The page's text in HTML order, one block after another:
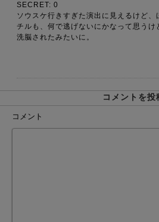
SECRET: 0
ソウスケ行きすぎた演出に見えるけど、
チルも、何で逃げないにかなって思うけ
洗脳されたみたいに。
コメントを投
コメント